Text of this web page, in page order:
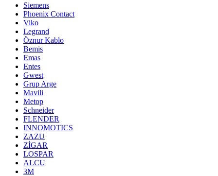
Siemens
Phoenix Contact
Viko
Legrand
Öznur Kablo
Bemis
Emas
Entes
Gwest
Grup Arge
Mavili
Metop
Schneider
FLENDER
INNOMOTICS
ZAZU
ZİGAR
LOSPAR
ALCU
3M